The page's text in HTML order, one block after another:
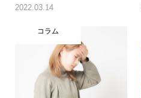
2022.03.14
コラム